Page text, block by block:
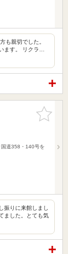
も親切でした。
ます。 リクラ…
お気に入
りに追加
道358・140号を
振りに来館しまし
ました。とても気